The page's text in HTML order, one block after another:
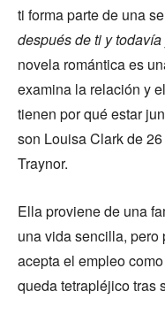
ti forma parte de una
después de ti y todavía
novela romántica es
examina la relación y
tienen por qué estar
son Louisa Clark de
Traynor.
Ella proviene de una
una vida sencilla, pero
acepta el empleo
queda tetrapléjico tras